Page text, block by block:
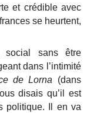
et crédible avec
se heurtent,
social sans être
dans l’intimité
de Lorna (dans
disais qu’il est
politique. Il en va